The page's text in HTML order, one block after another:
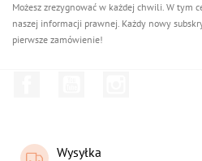
Możesz zrezygnować w każdej chwili. W tym
naszej informacji prawnej. Każdy nowy
pierwsze zamówienie!
Wysyłka